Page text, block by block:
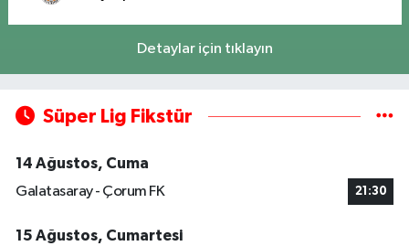
Detaylar için tıklayın
Süper Lig Fikstür
14 Ağustos, Cuma
Galatasaray - Çorum FK
21:30
15 Ağustos, Cumartesi